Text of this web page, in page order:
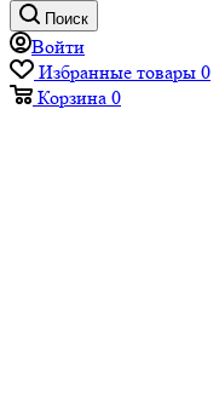
Поиск
Войти
Избранные товары 0
Корзина 0